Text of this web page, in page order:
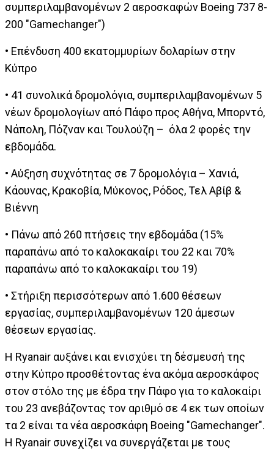
συμπεριλαμβανομένων 2 αεροσκαφών Boeing 737 8-
200 "Gamechanger")
• Επένδυση 400 εκατομμυρίων δολαρίων στην
Κύπρο
• 41 συνολικά δρομολόγια, συμπεριλαμβανομένων 5
νέων δρομολογίων από Πάφο προς Αθήνα, Μπορντό,
Νάπολη, Πόζναν και Τουλούζη – όλα 2 φορές την
εβδομάδα.
• Αύξηση συχνότητας σε 7 δρομολόγια – Χανιά,
Κάουνας, Κρακοβία, Μύκονος, Ρόδος, Τελ Αβίβ &
Βιέννη
• Πάνω από 260 πτήσεις την εβδομάδα (15%
παραπάνω από το καλοκακαίρι του 22 και 70%
παραπάνω από το καλοκακαίρι του 19)
• Στήριξη περισσότερων από 1.600 θέσεων
εργασίας, συμπεριλαμβανομένων 120 άμεσων
θέσεων εργασίας.
Η Ryanair αυξάνει και ενισχύει τη δέσμευσή της
στην Κύπρο προσθέτοντας ένα ακόμα αεροσκάφος
στον στόλο της με έδρα την Πάφο για το καλοκαίρι
του 23 ανεβάζοντας τον αριθμό σε 4 εκ των οποίων
τα 2 είναι τα νέα αεροσκάφη Boeing "Gamechanger".
Η Ryanair συνεχίζει να συνεργάζεται με τους